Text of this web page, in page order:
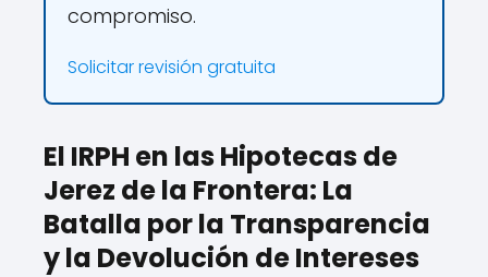
compromiso.
Solicitar revisión gratuita
El IRPH en las Hipotecas de
Jerez de la Frontera: La
Batalla por la Transparencia
y la Devolución de Intereses